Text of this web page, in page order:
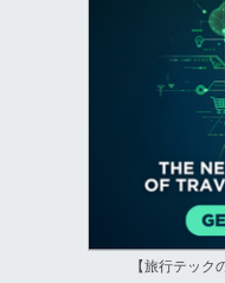
【旅行テック